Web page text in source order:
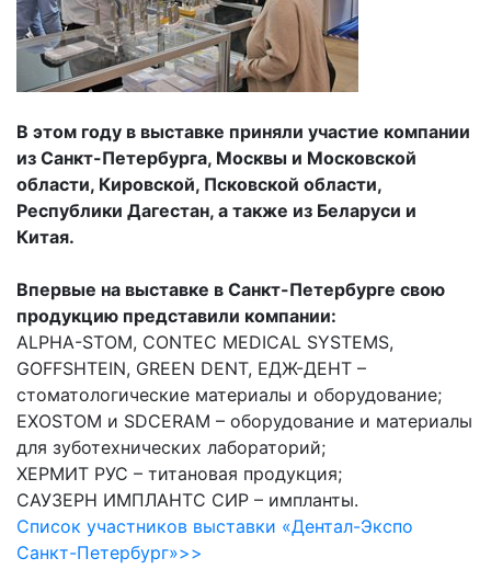
В этом году в выставке приняли участие компании
из Санкт-Петербурга, Москвы и Московской
области, Кировской, Псковской области,
Республики Дагестан, а также из Беларуси и
Китая.
Впервые на выставке в Санкт-Петербурге свою
продукцию представили компании:
ALPHA-STOM, CONTEC MEDICAL SYSTEMS,
GOFFSHTEIN, GREEN DENT, ЕДЖ-ДЕНТ –
стоматологические материалы и оборудование;
EXOSTOM и SDCERAM – оборудование и материалы
для зуботехнических лабораторий;
ХЕРМИТ РУС – титановая продукция;
САУЗЕРН ИМПЛАНТС СИР – импланты.
Список участников выставки «Дентал-Экспо
Санкт-Петербург»>>